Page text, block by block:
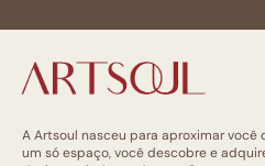
A Artsoul nasceu para aproximar você
um só espaço, você descobre e